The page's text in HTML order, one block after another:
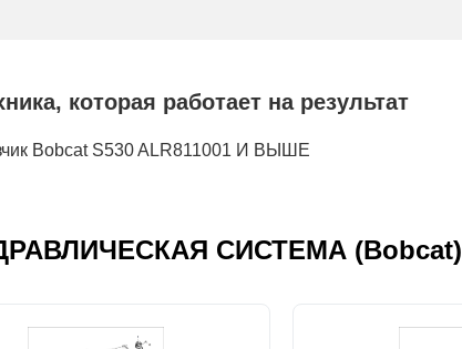
которая работает на результат
Bobcat S530 ALR811001 И ВЫШЕ
СИСТЕМА (Bobcat)